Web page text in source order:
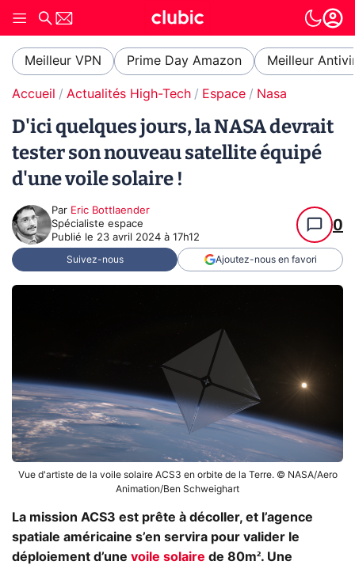
Meilleur VPN Prime Day Amazon Meilleur
Accueil Actualités High-Tech Espace Nasa
D'ici quelques jours, la NASA devrait
tester son nouveau satellite équipé
d'une voile solaire !
Par Eric Bottlaender
Spécialiste espace
Publié le 23 avril 2024 à 17h12
0
Suivez-nous Ajoutez-nous en favori
Vue d'artiste de la voile solaire ACS3 en orbite de la Terre. © NASA/Aero
Animation/Ben Schweighart
La mission ACS3 est prête à décoller, et l’agence
spatiale américaine s’en servira pour valider le
déploiement d’une voile solaire de 80m². Une